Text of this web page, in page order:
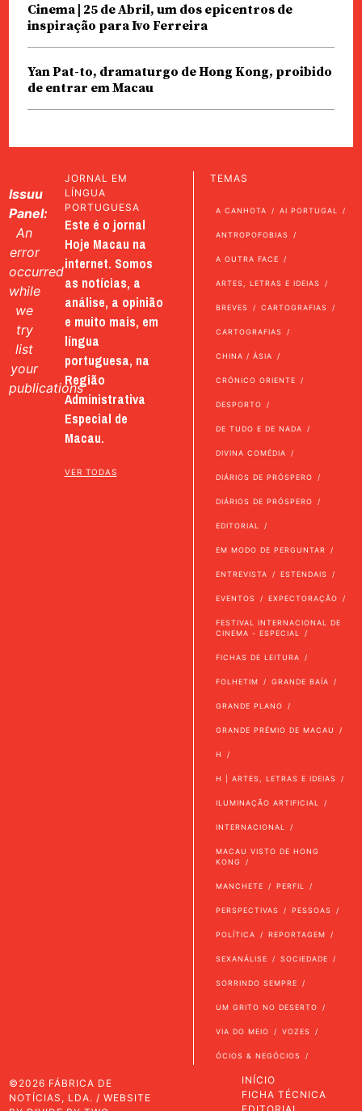
Cinema | 25 de Abril, um dos epicentros de
inspiração para Ivo Ferreira
Yan Pat-to, dramaturgo de Hong Kong, proibido
de entrar em Macau
Issuu
Panel:
An
error
occurred
while
we
try
list
your
publications
JORNAL EM
LÍNGUA
PORTUGUESA
Este é o jornal
Hoje Macau na
internet. Somos
as notícias, a
análise, a opinião
e muito mais, em
língua
portuguesa, na
Região
Administrativa
Especial de
Macau.
VER TODAS
TEMAS
A CANHOTA AI PORTUGAL
ANTROPOFOBIAS
A OUTRA FACE
ARTES, LETRAS E IDEIAS
BREVES CARTOGRAFIAS
CARTOGRAFIAS
CHINA / ÁSIA
CRÓNICO ORIENTE
DESPORTO
DE TUDO E DE NADA
DIVINA COMÉDIA
DIÁRIOS DE PRÓSPERO
DIÁRIOS DE PRÓSPERO
EDITORIAL
EM MODO DE PERGUNTAR
ENTREVISTA ESTENDAIS
EVENTOS EXPECTORAÇÃO
FESTIVAL INTERNACIONAL DE
CINEMA - ESPECIAL
FICHAS DE LEITURA
FOLHETIM GRANDE BAÍA
GRANDE PLANO
GRANDE PRÉMIO DE MACAU
H
H | ARTES, LETRAS E IDEIAS
ILUMINAÇÃO ARTIFICIAL
INTERNACIONAL
MACAU VISTO DE HONG
KONG
MANCHETE PERFIL
PERSPECTIVAS PESSOAS
POLÍTICA REPORTAGEM
SEXANÁLISE SOCIEDADE
SORRINDO SEMPRE
UM GRITO NO DESERTO
VIA DO MEIO VOZES
ÓCIOS & NEGÓCIOS
©2026 FÁBRICA DE
NOTÍCIAS, LDA. / WEBSITE
INÍCIO
FICHA TÉCNICA